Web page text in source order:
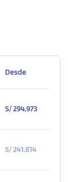
Desde
S/ 294,973
S/ 241,814